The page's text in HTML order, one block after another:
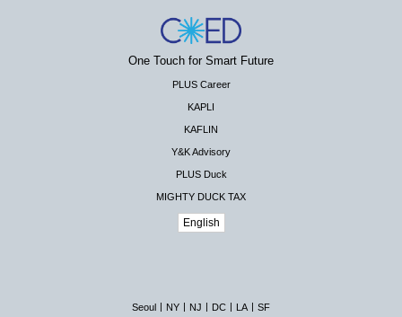
One Touch for Smart Future
PLUS Career
KAPLI
KAFLIN
Y&K Advisory
PLUS Duck
MIGHTY DUCK TAX
English
Seoul NY NJ DC LA SF